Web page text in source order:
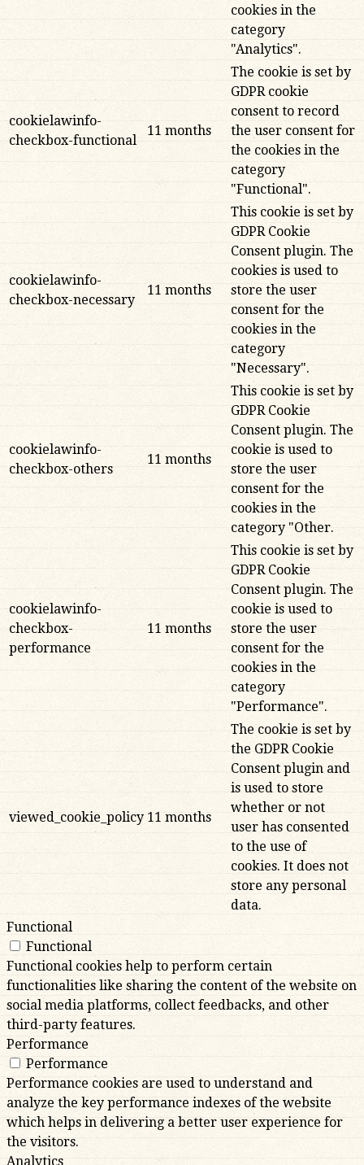
cookies in the
category
"Analytics".
cookielawinfo-
checkbox-functional
11 months
The cookie is set by
GDPR cookie
consent to record
the user consent for
the cookies in the
category
"Functional".
cookielawinfo-
checkbox-necessary
11 months
This cookie is set by
GDPR Cookie
Consent plugin. The
cookies is used to
store the user
consent for the
cookies in the
category
"Necessary".
cookielawinfo-
checkbox-others
11 months
This cookie is set by
GDPR Cookie
Consent plugin. The
cookie is used to
store the user
consent for the
cookies in the
category "Other.
cookielawinfo-
checkbox-
performance
11 months
This cookie is set by
GDPR Cookie
Consent plugin. The
cookie is used to
store the user
consent for the
cookies in the
category
"Performance".
viewed_cookie_policy 11 months
The cookie is set by
the GDPR Cookie
Consent plugin and
is used to store
whether or not
user has consented
to the use of
cookies. It does not
store any personal
data.
Functional
Functional
Functional cookies help to perform certain
functionalities like sharing the content of the website on
social media platforms, collect feedbacks, and other
third-party features.
Performance
Performance
Performance cookies are used to understand and
analyze the key performance indexes of the website
which helps in delivering a better user experience for
the visitors.
Analytics